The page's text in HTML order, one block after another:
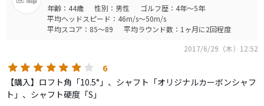
年齢：44歳 性別：男性
ゴルフ歴：4年～5年
平均ヘッドスピード：46m/s～50m/s
平均スコア：85～89
平均ラウンド数：1ヶ月に2回程度
2017/6/29（木）12:52
6
【購入】ロフト角「10.5°」、シャフト「オリジナルカーボンシャフ
ト」、シャフト硬度「S」